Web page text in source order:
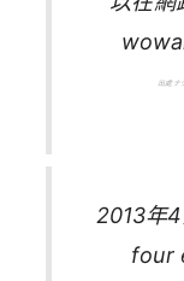
出處ナ
2013年
four